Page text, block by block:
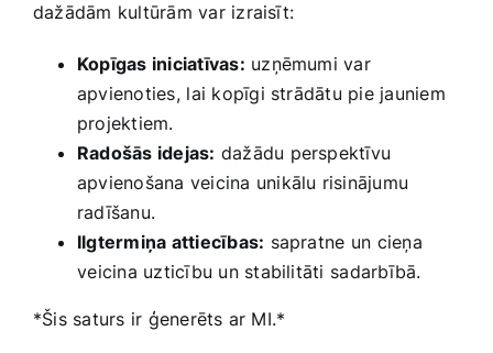
dažādām kultūrām var izraisīt:
Kopīgas iniciatīvas: uzņēmumi var
‍apvienoties,⁣ lai kopīgi strādātu pie jauniem
projektiem.
Radošās‍ idejas: dažādu perspektīvu
apvienošana veicina unikālu risinājumu
radīšanu.
Ilgtermiņa attiecības: ​sapratne un⁢ cieņa
⁢veicina uzticību un stabilitāti ⁣sadarbībā.
*Šis saturs ir ģenerēts ar MI.*